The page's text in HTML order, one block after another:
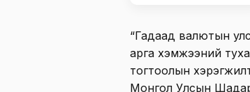
“Гадаад валютын
арга хэмжээний
тогтоолын
Монгол Улсын